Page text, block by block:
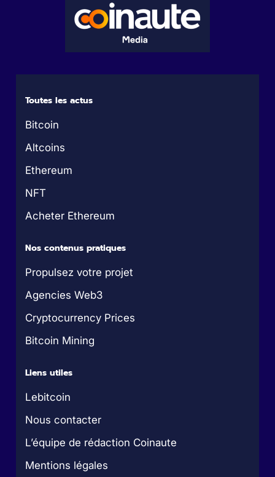
Toutes les actus
Bitcoin
Altcoins
Ethereum
NFT
Acheter Ethereum
Nos contenus pratiques
Propulsez votre projet
Agencies Web3
Cryptocurrency Prices
Bitcoin Mining
Liens utiles
Lebitcoin
Nous contacter
L’équipe de rédaction Coinaute
Mentions légales